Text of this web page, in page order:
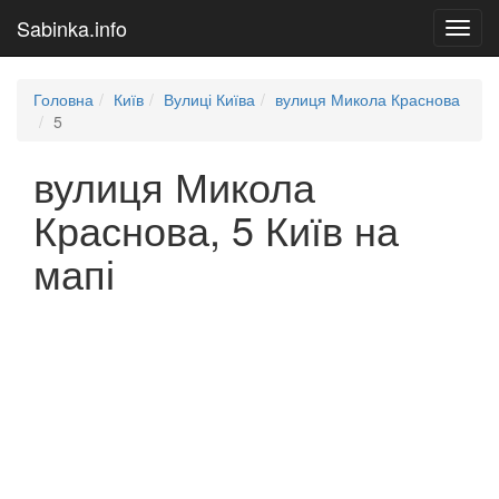
Sabinka.info
Головна Київ Вулиці Київа
вулиця Микола Краснова
5
вулиця Микола
Краснова, 5 Київ на
мапі